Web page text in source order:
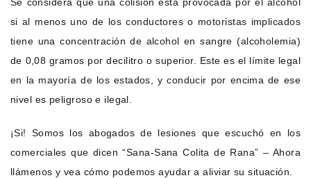
si al menos uno de los conductores o motoristas implicados
tiene una concentración de alcohol en sangre (alcoholemia)
de 0,08 gramos por decilitro o superior. Este es el límite legal
en la mayoría de los estados, y conducir por encima de ese
nivel es peligroso e ilegal.
¡Si! Somos los abogados de lesiones que escuchó en los
comerciales que dicen “Sana-Sana Colita de Rana” – Ahora
llámenos y vea cómo podemos ayudar a aliviar su situación.